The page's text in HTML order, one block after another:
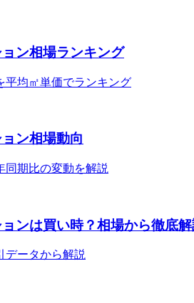
ン相場ランキング
平均㎡単価でランキング
ン相場動向
同期比の変動を解説
ンは買い時？相場から徹底
データから解説